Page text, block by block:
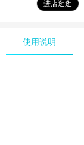
进店逛逛
使用说明